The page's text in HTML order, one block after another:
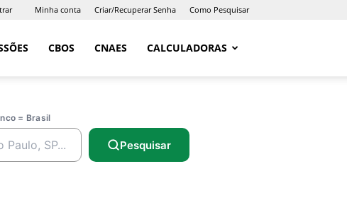
Minha conta Criar/Recuperar Senha Como Pesquisar
CBOS CNAES CALCULADORAS
= Brasil
Pesquisar